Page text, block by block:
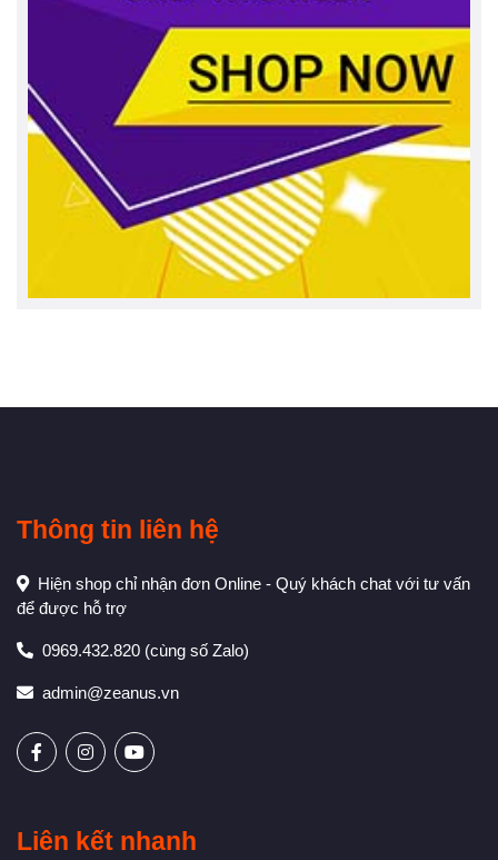
Thông tin liên hệ
Hiện shop chỉ nhận đơn Online - Quý khách chat với tư vấn
để được hỗ trợ
0969.432.820 (cùng số Zalo)
admin@zeanus.vn
Liên kết nhanh